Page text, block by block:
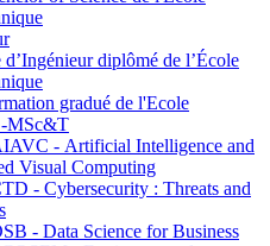
diplômé de l’École
gradué de l'Ecole
-MSc&T
- Artificial Intelligence and
Visual Computing
- Cybersecurity : Threats and
- Data Science for Business